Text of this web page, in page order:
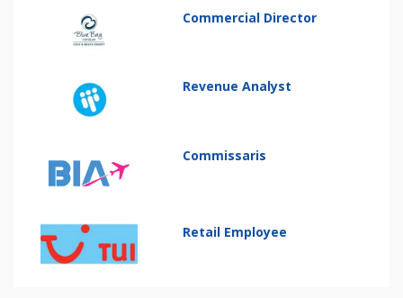
Commercial Director
Revenue Analyst
Commissaris
Retail Employee